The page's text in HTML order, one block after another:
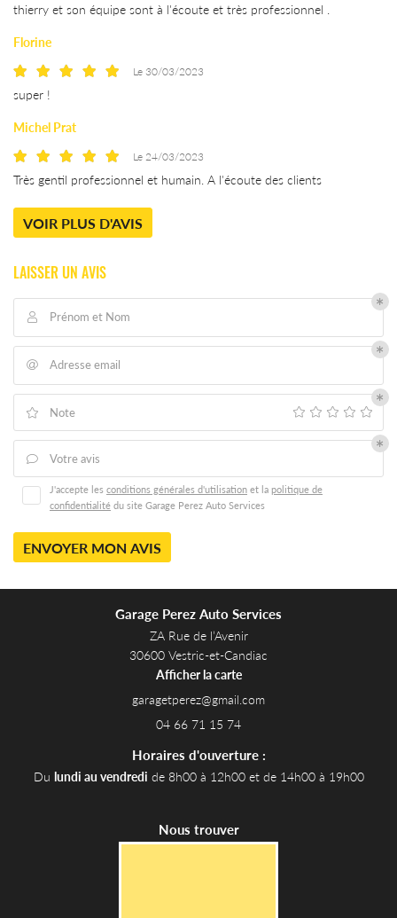
Accueil
Atelier
Occasion
Actualités
Avis
Contact
thierry et son équipe sont à l'écoute et très professionnel .
Florine
Le 30/03/2023
super !
Michel Prat
Le 24/03/2023
Très gentil professionnel et humain. A l'écoute des clients
VOIR PLUS D'AVIS
LAISSER UN AVIS
 Prénom et Nom
 Adresse email
 Note
 Votre avis
J'accepte les conditions générales d'utilisation et la politique de
confidentialité du site Garage Perez Auto Services
ENVOYER MON AVIS
Garage Perez Auto Services
ZA Rue de l’Avenir
30600 Vestric-et-Candiac
Afficher la carte
04 66 71 15 74
Horaires d'ouverture :
Du lundi au vendredi de 8h00 à 12h00 et de 14h00 à 19h00
Nous trouver